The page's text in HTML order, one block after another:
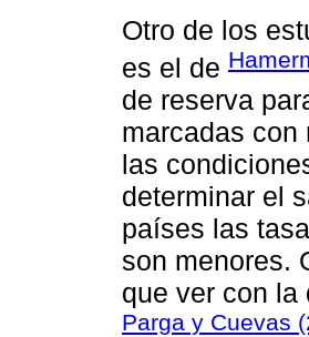
Otro de los
es el de
de reserva
marcadas con
las
determinar el
países las
son menores.
que ver con la
Parga y Cuevas